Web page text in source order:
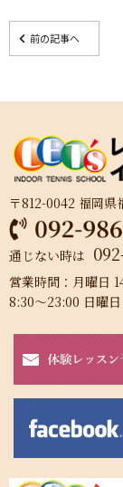
前の記事へ
〒812-0042 福岡県
通じない時は
営業時間：月曜日
8:30～23:00 日曜